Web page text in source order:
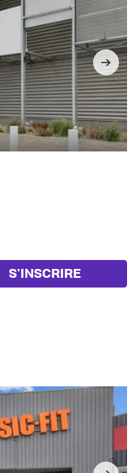
S'INSCRIRE